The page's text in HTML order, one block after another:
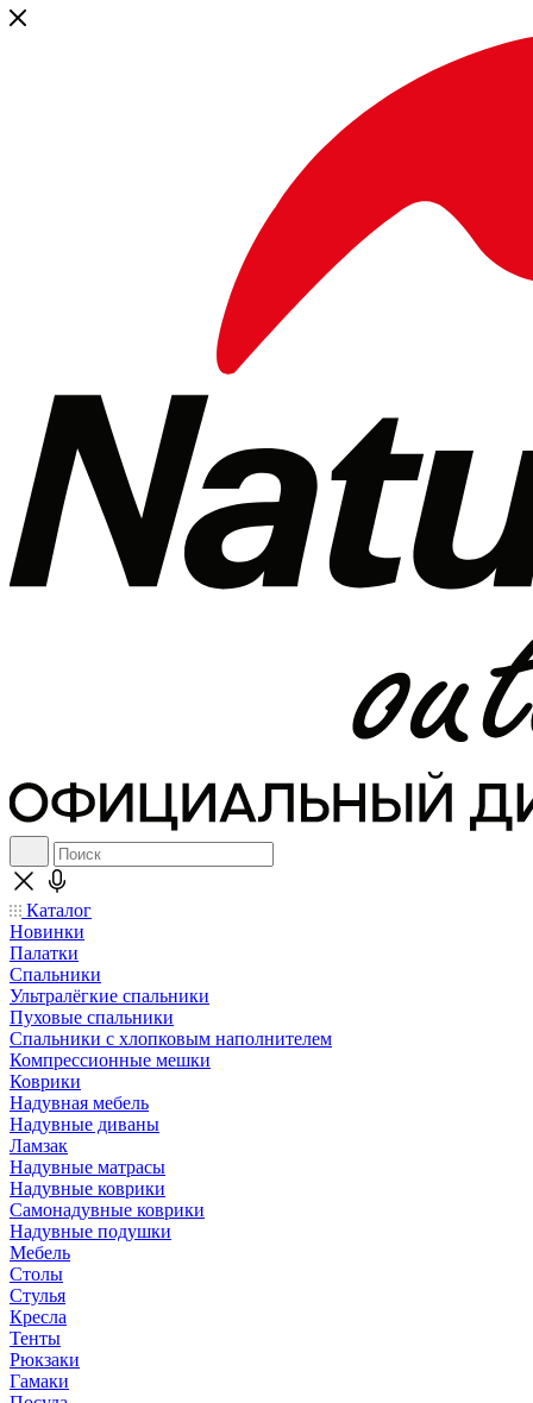
Каталог
Новинки
Палатки
Спальники
Ультралёгкие спальники
Пуховые спальники
Спальники с хлопковым наполнителем
Компрессионные мешки
Коврики
Надувная мебель
Надувные диваны
Ламзак
Надувные матрасы
Надувные коврики
Самонадувные коврики
Надувные подушки
Мебель
Столы
Стулья
Кресла
Тенты
Рюкзаки
Гамаки